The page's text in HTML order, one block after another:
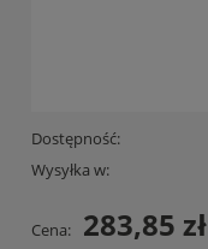
Dostępność:
Wysyłka w:
Cena: 283,85 zł